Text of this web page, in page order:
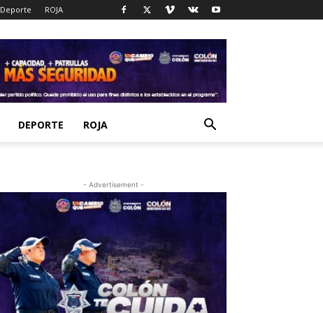
Deporte ROJA
DEPORTE ROJA
- Advertisement -